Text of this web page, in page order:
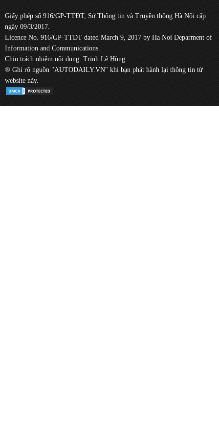
Giấy phép số 916/GP-TTĐT, Sở Thông tin và Truyền thông Hà Nội cấp
ngày 09/3/2017.
Licence No. 916/GP-TTĐT dated March 9, 2017 by Ha Noi Deparment of
Information and Communications.
Chịu trách nhiệm nội dung: Trịnh Lê Hùng.
® Ghi rõ nguồn "AUTODAILY.VN" khi bạn phát hành lại thông tin từ
website này.